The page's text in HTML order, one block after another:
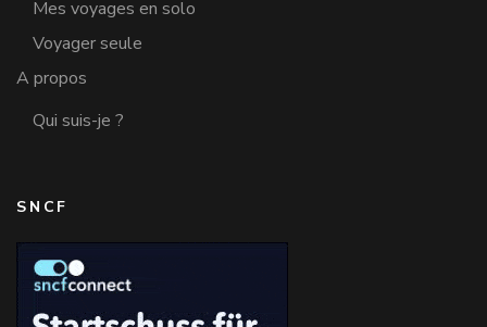
Mes voyages en solo
Voyager seule
A propos
Qui suis-je ?
SNCF